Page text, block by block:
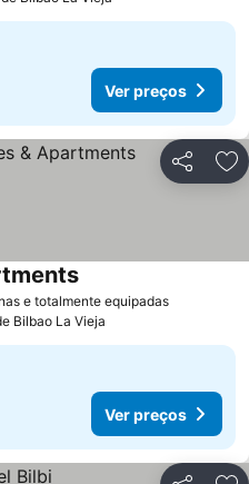
Ver preços
Partilhar
e totalmente equipadas
Bilbao La Vieja
Ver preços